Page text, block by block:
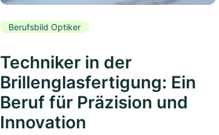
Berufsbild Optiker
Techniker in der
Brillenglasfertigung: Ein
Beruf für Präzision und
Innovation